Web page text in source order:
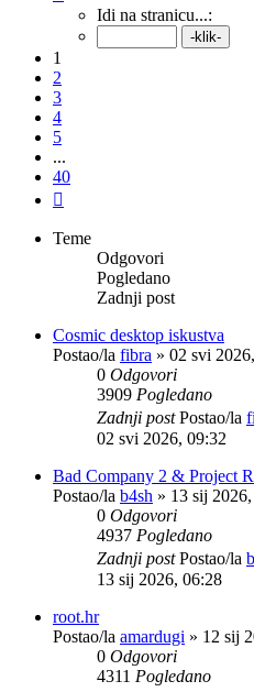
40 .Idi na stranicu...:
1
2
3
4
5
...
40
Teme
Odgovori
Pogledano
Zadnji post
Cosmic desktop iskustva
Postao/la fibra » 02 svi
0 Odgovori
3909 Pogledano
Zadnji postPostao/la
02 svi 2026, 09:32
Bad Company 2 & Project
Postao/la b4sh » 13 sij
0 Odgovori
4937 Pogledano
Zadnji postPostao/la
13 sij 2026, 06:28
root.hr
Postao/la amardugi » 12 sij
0 Odgovori
4311 Pogledano